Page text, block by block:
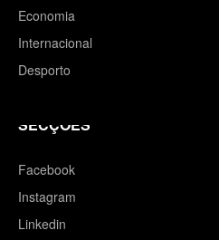
Economia
Internacional
Desporto
SECÇÕES
Facebook
Instagram
Linkedin